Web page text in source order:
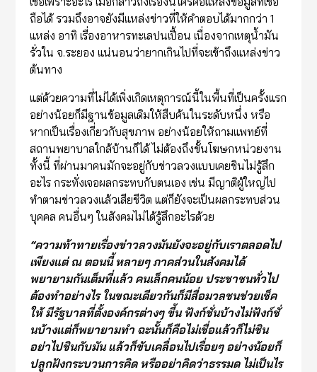
ถือได้ รวมถึงอาจยังมีแหล่งข่าวที่ให้คำตอบได้มากกว่า 1
แหล่ง อาทิ เรื่องอาหารทะเลปนเปื้อน เนื่องจากเหตุน้ำมัน
รั่วใน จ.ระยอง แน่นอนว่ายากเกินไปที่จะเข้าถึงแหล่งข่าว
ต้นทาง
แต่ด้วยความที่ไม่ได้เพิ่งเกิดเหตุการณ์นี้ในพื้นที่เป็นครั้งแรก
อย่างน้อยก็มีฐานข้อมูลเดิมให้สืบค้นในระดับหนึ่ง หรือ
หากเป็นเรื่องเกี่ยวกับสุขภาพ อย่างน้อยให้ถามแพทย์ที่
สถานพยาบาลใกล้บ้านก็ได้ ไม่ต้องถึงขั้นโฆษกหน่วยงาน
ทั้งนี้ ที่ผ่านมาคนมักจะอยู่กับข่าวลวงแบบเคยชินไม่รู้สึก
อะไร กระทั่งเจอผลกระทบกับตนเอง เช่น มีญาติผู้ใหญ่ไป
ทำตามข่าวลวงแล้วเสียชีวิต แต่ก็ยังจะเป็นผลกระทบส่วน
บุคคล คนอื่นๆ ในสังคมไม่ได้รู้สึกอะไรด้วย
“ความท้าทายเรื่องข่าวลวงมันยังจะอยู่กับเราตลอดไป
เพียงแต่ ณ ตอนนี้ หลายๆ ภาคส่วนในสังคมได้
พยายามกันเต็มที่แล้ว คนเล็กคนน้อย ประชาชนทั่วไป
ต้องทำอย่างไร ในขณะเดียวกันก็มีสื่อมวลชนช่วยเช็ค
ให้ มีรัฐบาลที่ตั้งองค์กรต่างๆ ขึ้น ฟังก์ชั่นบ้างไม่ฟังก์ชั่
นบ้างแต่ก็พยายามทำ ฉะนั้นก็คือไม่เชื่อแล้วก็ไม่ชิน
อย่าไปชินกับมัน แล้วก็ขับเคลื่อนไปเรื่อยๆ อย่างน้อยก็
ปลูกฝังกระบวนการคิด หรืออย่าคิดว่าธรรมด ไม่เป็นไร